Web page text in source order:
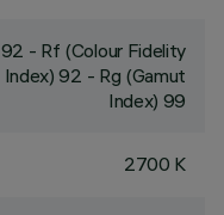
92 - Rf (Colour Fidelity
Index) 92 - Rg (Gamut
Index) 99
2700 K